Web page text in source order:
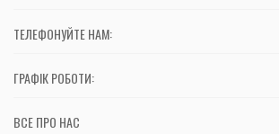
ТЕЛЕФОНУЙТЕ НАМ:
ГРАФІК РОБОТИ:
ВСЕ ПРО НАС